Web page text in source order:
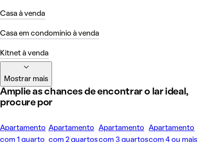
Casa à venda
Casa em condomínio à venda
Kitnet à venda
Mostrar mais
Amplie as chances de encontrar o lar ideal,
procure por
Apartamento
com 1 quarto
Apartamento
com 2 quartos
Apartamento
com 3 quartos
Apartamento
com 4 ou mais